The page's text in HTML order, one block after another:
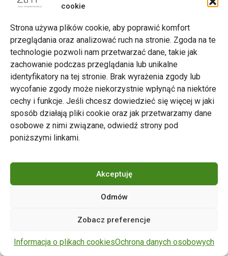
cookie
Strona używa plików cookie, aby poprawić komfort
przeglądania oraz analizować ruch na stronie. Zgoda na te
technologie pozwoli nam przetwarzać dane, takie jak
zachowanie podczas przeglądania lub unikalne
identyfikatory na tej stronie. Brak wyrażenia zgody lub
wycofanie zgody może niekorzystnie wpłynąć na niektóre
cechy i funkcje. Jeśli chcesz dowiedzieć się więcej w jaki
sposób działają pliki cookie oraz jak przetwarzamy dane
osobowe z nimi związane, odwiedź strony pod
poniższymi linkami.
Akceptuję
Odmów
Zobacz preferencje
Informacja o plikach cookiesOchrona danych osobowych
Zarząd Transportu Miejskiego w Poznaniu
Napisz do nas
tel. 61 646 33 44
ul. Matejki 59, 60-770 Poznań
zastrzeżone.